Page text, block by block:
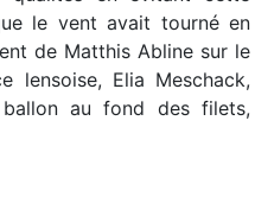
le vent avait tourné en
de Matthis Abline sur le
lensoise, Elia Meschack,
ballon au fond des filets,